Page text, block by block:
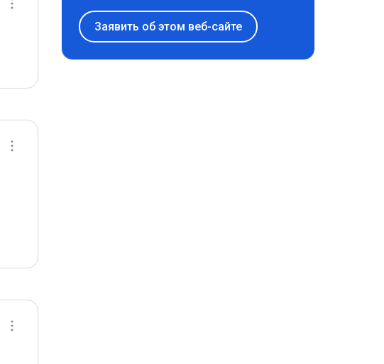
Заявить об этом веб-сайте